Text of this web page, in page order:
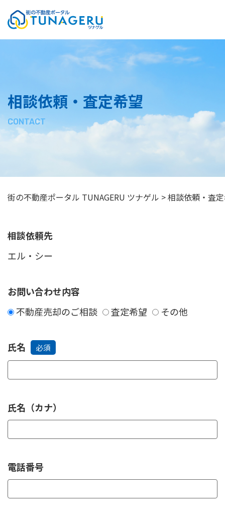
お問い合わせ
プライバシーポリシー
相談依頼・査定希望
CONTACT
街の不動産ポータル TUNAGERU ツナゲル >相談依頼・査
相談依頼先
お問い合わせ内容
不動産売却のご相談
査定希望 その他
氏名 必須
氏名（カナ）
電話番号